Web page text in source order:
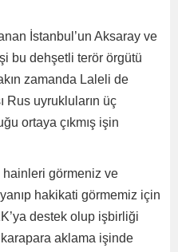
İstanbul’un Aksaray ve
bu dehşetli terör örgütü
zamanda Laleli de
Rus uyrukluların üç
ortaya çıkmış işin
hainleri görmeniz ve
hakikati görmemiz için
destek olup işbirliği
aklama işinde